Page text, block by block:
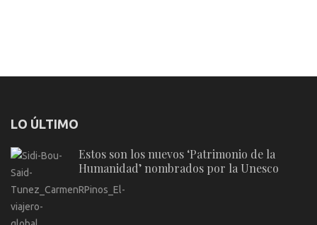
LO ÚLTIMO
Estos son los nuevos ‘Patrimonio de la
Humanidad’ nombrados por la Unesco